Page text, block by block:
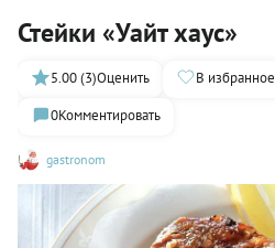
Стейки «Уайт хаус»
gastronom
5.00 (3)Оценить В избранное
0Комментировать